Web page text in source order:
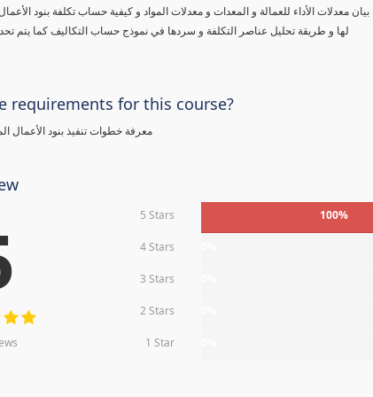
معدلات الأداء للعمالة و المعدات و معدلات المواد و كيفية حساب تكلفة بنود
لها و طريقة تحليل عناصر التكلفة و سردها في نموذج حساب التكاليف كما يتم
requirements for this course?
معرفة خطوات تنفيذ بنود الأعمال
5 Stars 100%
4 Stars
3 Stars
2 Stars
1 Star